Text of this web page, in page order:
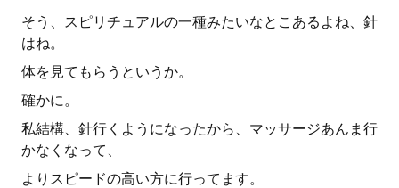
そう、スピリチュアルの一種みたいなとこあるよね、針
はね。
体を見てもらうというか。
確かに。
私結構、針行くようになったから、マッサージあんま行
かなくなって、
よりスピードの高い方に行ってます。